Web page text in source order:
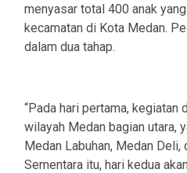
menyasar total 400 anak
kecamatan di Kota Medan.
dalam dua tahap.
“Pada hari pertama, kegiatan
wilayah Medan bagian utara,
Medan Labuhan, Medan Deli,
Sementara itu, hari kedua